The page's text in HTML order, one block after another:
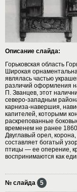
Описание слайда:
Горьковская область
Широкая
являлась частью
различий оформления
П. Званцев, этот
северо-западным
карниза-навершия,
капителей, которыми
раскрепованные
временем не ранее
Двуглавый орел,
составляет богатый
птицы — ее оперение,
воспринимаются как
№ слайда 5